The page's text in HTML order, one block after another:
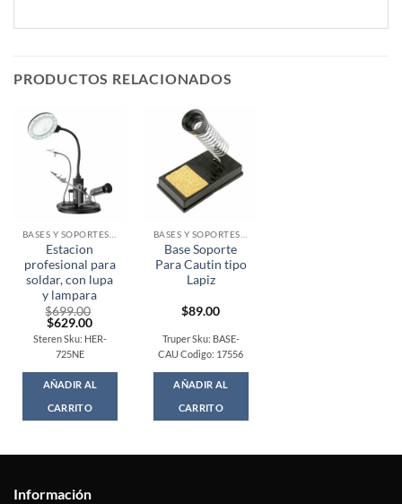
PRODUCTOS RELACIONADOS
Estacion
profesional para
soldar, con lupa
y lampara
$699.00
Original
price
was:
$699.00.
$629.00Current
price
is:
Steren Sku: HER-
725NE
AÑADIR AL
CARRITO
Base Soporte
Para Cautin tipo
Lapiz
$89.00
Truper Sku: BASE-
CAU Codigo: 17556
AÑADIR AL
CARRITO
Información